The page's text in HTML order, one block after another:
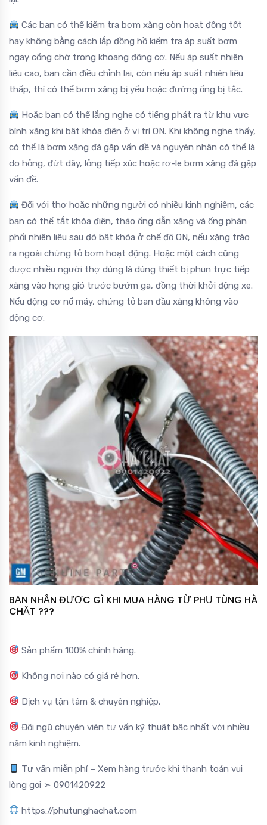
Các bạn có thể kiểm tra bơm xăng còn hoạt động tốt
hay không bằng cách lắp đồng hồ kiểm tra áp suất bơm
ngay cổng chờ trong khoang động cơ. Nếu áp suất nhiên
liệu cao, bạn cần điều chỉnh lại, còn nếu áp suất nhiên liệu
thấp, thì có thể bơm xăng bị yếu hoặc đường ống bị tắc.
Hoặc bạn có thể lắng nghe có tiếng phát ra từ khu vực
bình xăng khi bật khóa điện ở vị trí ON. Khi không nghe thấy,
có thể là bơm xăng đã gặp vấn đề và nguyên nhân có thể là
do hỏng, đứt dây, lỏng tiếp xúc hoặc rơ-le bơm xăng đã gặp
vấn đề.
Đối với thợ hoặc những người có nhiều kinh nghiệm, các
bạn có thể tắt khóa điện, tháo ống dẫn xăng và ống phân
phối nhiên liệu sau đó bật khóa ở chế độ ON, nếu xăng trào
ra ngoài chứng tỏ bơm hoạt động. Hoặc một cách cũng
được nhiều người thợ dùng là dùng thiết bị phun trực tiếp
xăng vào họng gió trước bướm ga, đồng thời khởi động xe.
Nếu động cơ nổ máy, chứng tỏ ban đầu xăng không vào
động cơ.
BẠN NHẬN ĐƯỢC GÌ KHI MUA HÀNG TỪ PHỤ TÙNG HÀ
CHẤT ???
Sản phẩm 100% chính hãng.
Không nơi nào có giá rẻ hơn.
Dịch vụ tận tâm & chuyên nghiệp.
Đội ngũ chuyên viên tư vấn kỹ thuật bậc nhất với nhiều
năm kinh nghiệm.
Tư vấn miễn phí – Xem hàng trước khi thanh toán vui
lòng gọi ➣ 0901420922
https://phutunghachat.com